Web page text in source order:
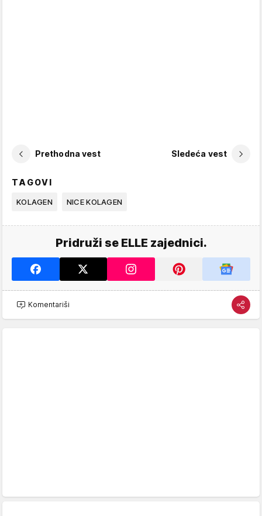
Prethodna vest Sledeća vest
TAGOVI
KOLAGEN NICE KOLAGEN
Pridruži se ELLE zajednici.
Komentariši